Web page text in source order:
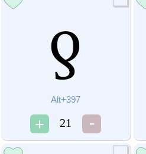
ƍ
Alt+397
21